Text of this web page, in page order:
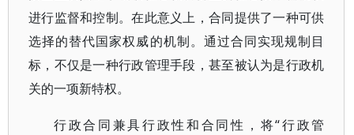
进行监督和控制。在此意义上，合同提供了一种可供
选择的替代国家权威的机制。通过合同实现规制目
标，不仅是一种行政管理手段，甚至被认为是行政机
关的一项新特权。
行政合同兼具行政性和合同性，将“行政管